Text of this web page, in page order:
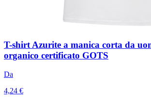
T-shirt Azurite a manica corta da
organico certificato GOTS
Da
4,24 €